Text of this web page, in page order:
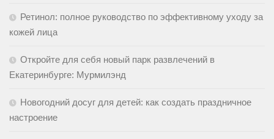
Ретинол: полное руководство по эффективному уходу за
кожей лица
Откройте для себя новый парк развлечений в
Екатеринбурге: Мурмилэнд
Новогодний досуг для детей: как создать праздничное
настроение